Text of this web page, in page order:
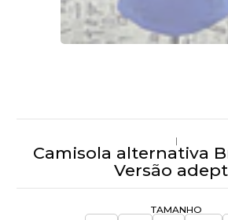
|
Camisola alternativa
Versão
TAMANHO